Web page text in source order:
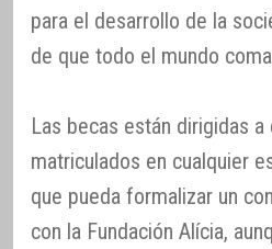
para el desarrollo de la
de que todo el mundo
Las becas están dirigidas
matriculados en cualquier
que pueda formalizar un
con la Fundación Alícia,